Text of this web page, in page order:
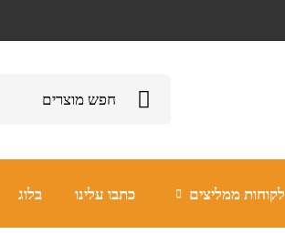
לקוחות ממליצים כתבו עלינו בלוג